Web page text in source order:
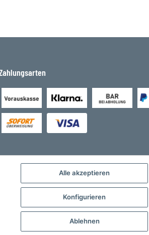
Alle akzeptieren
Konfigurieren
Ablehnen